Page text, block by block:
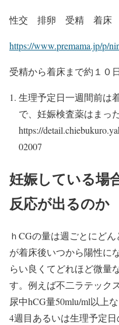
性交 排卵 受精 着床
https://www.premama.jp/p/
受精から着床まで約１０
生理予定日一週間前は
で、妊娠検査薬はまっ
https://
02007
妊娠している場
反応が出るのか
ｈCGの量は週ごとにど
が着床後いつから陽性に
らい良くてどれほど微量
す。例えば不二ラテック
尿中hCG量50mlu/ml以上
4週目あるいは生理予定